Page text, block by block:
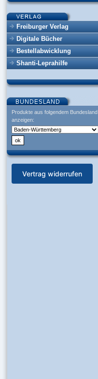
Freiburger Verlag
Digitale Bücher
Bestellabwicklung
Shanti-Leprahilfe
Produkte aus folgendem Bundesland
anzeigen:
Vertrag widerrufen